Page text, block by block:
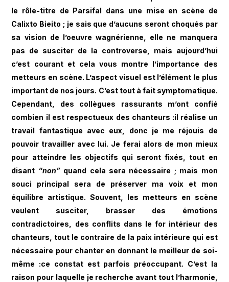
le rôle-titre de Parsifal dans une mise en scène de
Calixto Bieito ; je sais que d’aucuns seront choqués par
sa vision de l’oeuvre wagnérienne, elle ne manquera
pas de susciter de la controverse, mais aujourd’hui
c’est courant et cela vous montre l’importance des
metteurs en scène. L’aspect visuel est l’élément le plus
important de nos jours. C’est tout à fait symptomatique.
Cependant, des collègues rassurants m’ont confié
combien il est respectueux des chanteurs :il réalise un
travail fantastique avec eux, donc je me réjouis de
pouvoir travailler avec lui. Je ferai alors de mon mieux
pour atteindre les objectifs qui seront fixés, tout en
disant “non”quand cela sera nécessaire ; mais mon
souci principal sera de préserver ma voix et mon
équilibre artistique. Souvent, les metteurs en scène
veulent susciter, brasser des émotions
contradictoires, des conflits dans le for intérieur des
chanteurs, tout le contraire de la paix intérieure qui est
nécessaire pour chanter en donnant le meilleur de soi-
même :ce constat est parfois préoccupant. C’est la
raison pour laquelle je recherche avant tout l’harmonie,